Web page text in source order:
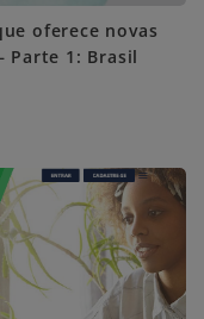
oferece novas
Parte 1: Brasil